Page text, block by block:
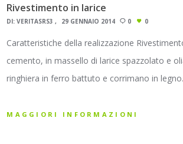
Rivestimento in larice
DI:VERITASRS3 29 GENNAIO 2014 0 0
Caratteristiche della realizzazione
cemento, in massello di larice spazzolato e
ringhiera in ferro battuto e corrimano in legno.
MAGGIORI INFORMAZIONI